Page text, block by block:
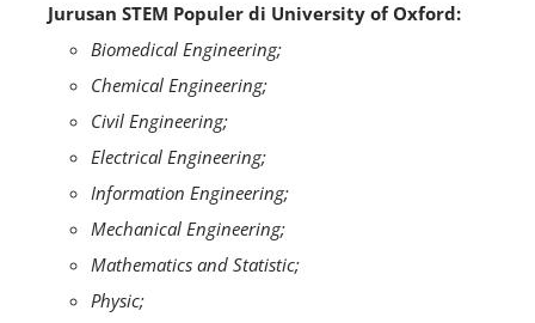
Jurusan STEM Populer di University of Oxford:
Biomedical Engineering;
Chemical Engineering;
Civil Engineering;
Electrical Engineering;
Information Engineering;
Mechanical Engineering;
Mathematics and Statistic;
Physic;